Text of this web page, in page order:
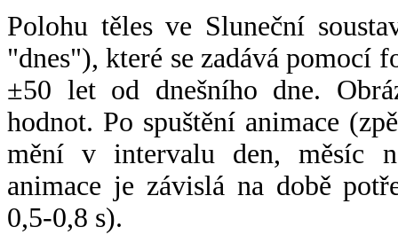
Polohu těles ve Sluneční
"dnes"), které se zadává pomocí
±50 let od dnešního dne.
hodnot. Po spuštění animace
mění v intervalu den, měsíc
animace je závislá na době
0,5-0,8 s).